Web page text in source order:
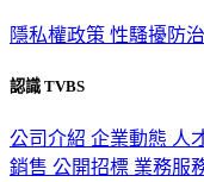
隱私權政策 性騷擾防
認識 TVBS
公司介紹 企業動態 人
銷售 公開招標 業務服